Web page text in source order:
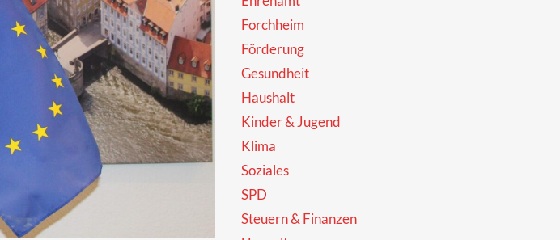
Forchheim
Förderung
Gesundheit
Haushalt
Kinder & Jugend
Klima
Soziales
SPD
Steuern & Finanzen